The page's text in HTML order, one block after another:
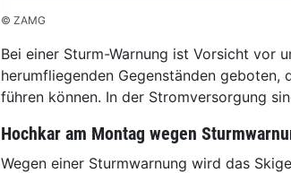
© ZAMG
Bei einer Sturm-Warnung ist Vorsicht vor
herumfliegenden Gegenständen geboten,
führen können. In der Stromversorgung
Hochkar am Montag wegen
Wegen einer Sturmwarnung wird das